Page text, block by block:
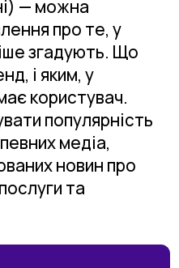
— можна
про те, у
згадують. Що
і яким, у
користувач.
популярність
медіа,
новин про
та